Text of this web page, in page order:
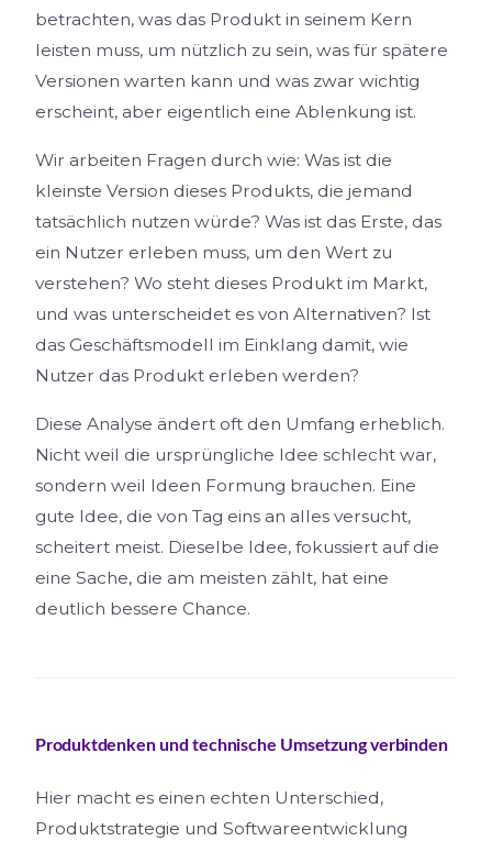
betrachten, was das Produkt in seinem Kern
leisten muss, um nützlich zu sein, was für spätere
Versionen warten kann und was zwar wichtig
erscheint, aber eigentlich eine Ablenkung ist.
Wir arbeiten Fragen durch wie: Was ist die
kleinste Version dieses Produkts, die jemand
tatsächlich nutzen würde? Was ist das Erste, das
ein Nutzer erleben muss, um den Wert zu
verstehen? Wo steht dieses Produkt im Markt,
und was unterscheidet es von Alternativen? Ist
das Geschäftsmodell im Einklang damit, wie
Nutzer das Produkt erleben werden?
Diese Analyse ändert oft den Umfang erheblich.
Nicht weil die ursprüngliche Idee schlecht war,
sondern weil Ideen Formung brauchen. Eine
gute Idee, die von Tag eins an alles versucht,
scheitert meist. Dieselbe Idee, fokussiert auf die
eine Sache, die am meisten zählt, hat eine
deutlich bessere Chance.
Produktdenken und technische Umsetzung verbinden
Hier macht es einen echten Unterschied,
Produktstrategie und Softwareentwicklung